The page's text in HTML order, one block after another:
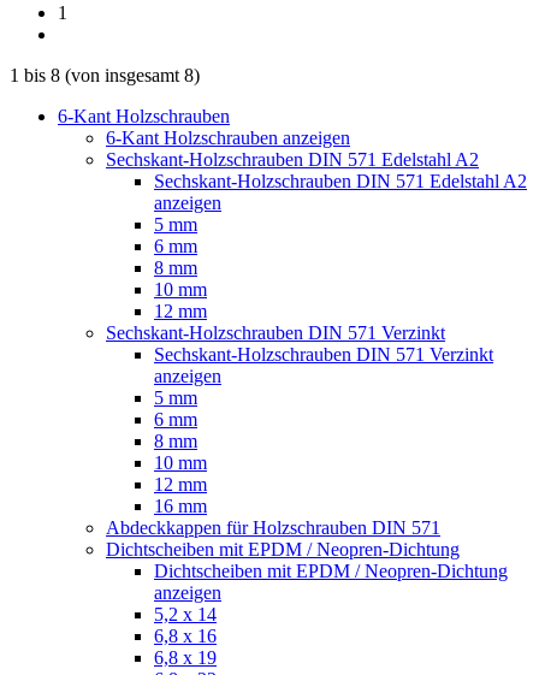
1
1 bis 8 (von insgesamt 8)
6-Kant Holzschrauben
6-Kant Holzschrauben anzeigen
Sechskant-Holzschrauben DIN 571 Edelstahl A2
Sechskant-Holzschrauben DIN 571 Edelstahl A2
anzeigen
5 mm
6 mm
8 mm
10 mm
12 mm
Sechskant-Holzschrauben DIN 571 Verzinkt
Sechskant-Holzschrauben DIN 571 Verzinkt
anzeigen
5 mm
6 mm
8 mm
10 mm
12 mm
16 mm
Abdeckkappen für Holzschrauben DIN 571
Dichtscheiben mit EPDM / Neopren-Dichtung
Dichtscheiben mit EPDM / Neopren-Dichtung
anzeigen
5,2 x 14
6,8 x 16
6,8 x 19